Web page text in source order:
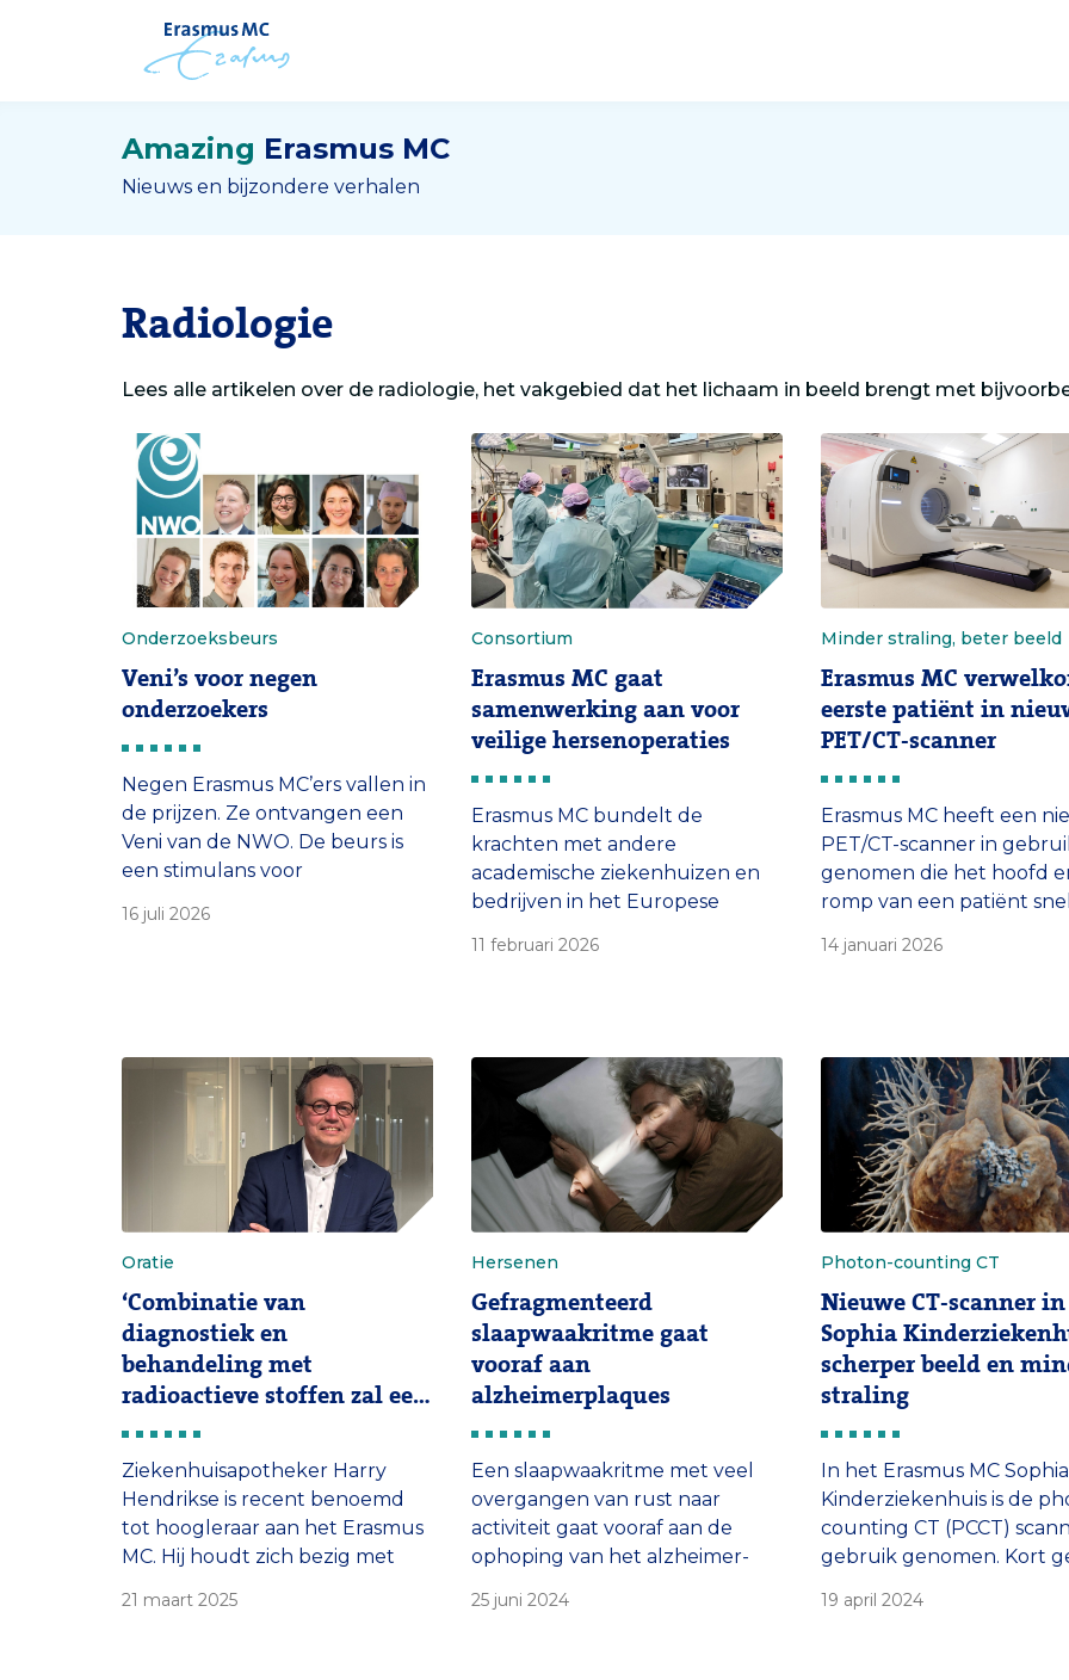
Amazing Erasmus MC
Nieuws en bijzondere verhalen
Radiologie
Lees alle artikelen over de radiologie, het vakgebied dat het lichaam in beeld brengt met
Onderzoeksbeurs
Veni’s voor negen
onderzoekers
Negen Erasmus MC’ers vallen in
de prijzen. Ze ontvangen een
Veni van de NWO. De beurs is
een stimulans voor
recent gepromoveerd zijn, om
16 juli 2026
Consortium
Erasmus MC gaat
samenwerking aan voor
veilige hersenoperaties
Erasmus MC bundelt de
krachten met andere
academische ziekenhuizen en
bedrijven in het Europese
hersenoperaties veiliger en
moet anders.’
11 februari 2026
Minder straling, beter beeld
Erasmus MC
eerste patiënt in
PET/CT-scanner
Erasmus MC heeft een
PET/CT-scanner in
genomen die het hoofd
romp van een patiënt
krijgt de patiënt minder
kanker verbeteren en
versnellen, maar wordt
ingezet bij beeldvorming
ontstekingen, […]
14 januari 2026
Oratie
‘Combinatie van
diagnostiek en
behandeling met
radioactieve stoffen zal een
vlucht nemen’
Ziekenhuisapotheker Harry
Hendrikse is recent benoemd
tot hoogleraar aan het Erasmus
MC. Hij houdt zich bezig met
vakgebied waarin radioactieve
21 maart 2025
Hersenen
Gefragmenteerd
slaapwaakritme gaat
vooraf aan
alzheimerplaques
Een slaapwaakritme met veel
overgangen van rust naar
activiteit gaat vooraf aan de
ophoping van het alzheimer-
Dat blijkt uit onderzoek van het
25 juni 2024
Photon-counting CT
Nieuwe CT-scanner in
Sophia
scherper beeld en
straling
In het Erasmus MC Sophia
Kinderziekenhuis is de
counting CT (PCCT)
gebruik genomen. Kort
stralingsbelasting. De PCCT
19 april 2024